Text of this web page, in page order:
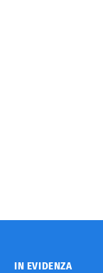
IN EVIDENZA